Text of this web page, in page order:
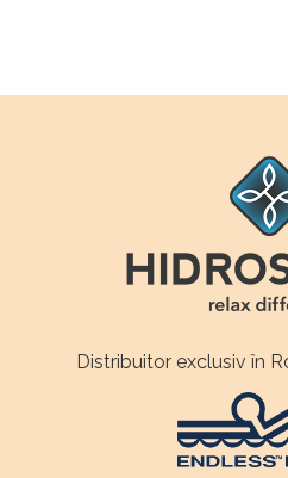
Distribuitor exclusiv în